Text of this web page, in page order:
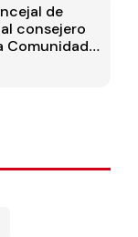
de
consejero
Comunidad